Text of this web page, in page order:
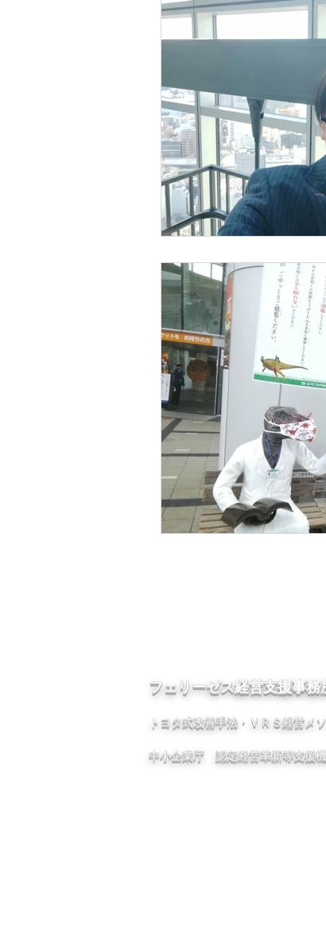
フェリーゼス経営支援事務
トヨタ式改善手法・ＶＲＳ経営メ
中小企業庁 認定経営革新等支援